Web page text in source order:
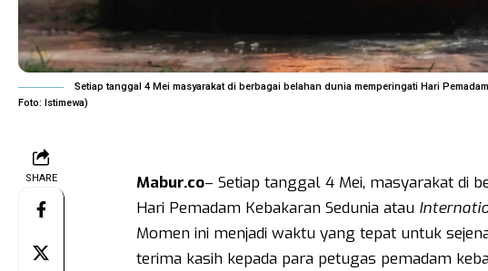
Setiap tanggal 4 Mei masyarakat di berbagai belahan dunia memperingati Hari
Foto: Istimewa)
SHARE Mabur.co– Setiap tanggal 4 Mei, masyarakat di
Hari Pemadam Kebakaran Sedunia atau
Momen ini menjadi waktu yang tepat untuk
terima kasih kepada para petugas pemadam